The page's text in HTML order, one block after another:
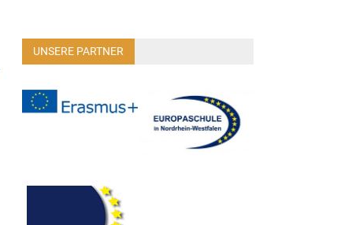
UNSERE PARTNER